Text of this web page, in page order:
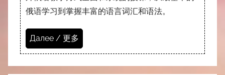
俄语学习到掌握丰富的语言词汇和语法。
Далее / 更多